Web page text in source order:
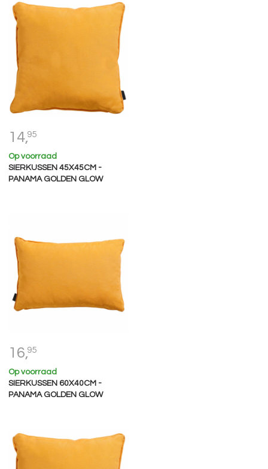
14,95
Op voorraad
SIERKUSSEN 45X45CM -
PANAMA GOLDEN GLOW
16,95
Op voorraad
SIERKUSSEN 60X40CM -
PANAMA GOLDEN GLOW